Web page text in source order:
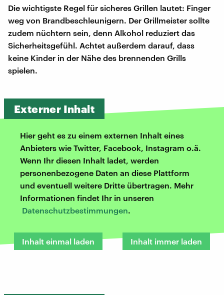
Die wichtigste Regel für sicheres Grillen lautet: Finger
weg von Brandbeschleunigern. Der Grillmeister sollte
zudem nüchtern sein, denn Alkohol reduziert das
Sicherheitsgefühl. Achtet außerdem darauf, dass
keine Kinder in der Nähe des brennenden Grills
spielen.
Externer Inhalt
Hier geht es zu einem externen Inhalt eines
Anbieters wie Twitter, Facebook, Instagram o.ä.
Wenn Ihr diesen Inhalt ladet, werden
personenbezogene Daten an diese Plattform
und eventuell weitere Dritte übertragen. Mehr
Informationen findet Ihr in unseren
Datenschutzbestimmungen.
Inhalt einmal laden Inhalt immer laden